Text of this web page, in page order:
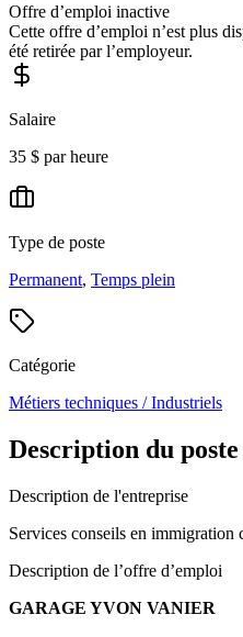
Offre d’emploi inactive
Cette offre d’emploi n’est plus
été retirée par l’employeur.
Salaire
35 $ par heure
Type de poste
Permanent, Temps plein
Catégorie
Métiers techniques / Industriels
Description du poste
Description de l'entreprise
Services conseils en immigration
Description de l’offre d’emploi
GARAGE YVON VANIER